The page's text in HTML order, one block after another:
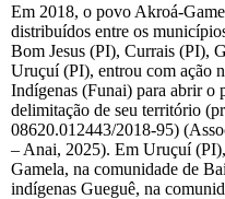
Em 2018, o povo Akroá-
distribuídos entre os
Bom Jesus (PI), Currais (PI),
Uruçuí (PI), entrou com ação
Indígenas (Funai) para abrir o
delimitação de seu território
08620.012443/2018-95)
– Anai, 2025). Em Uruçuí
Gamela, na comunidade de
indígenas Gueguê, na